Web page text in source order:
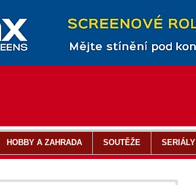
HOBBY A ZAHRADA SOUTĚŽE SERIÁLY